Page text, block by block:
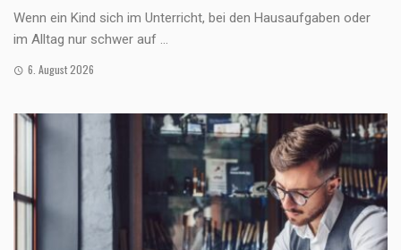
Wenn ein Kind sich im Unterricht, bei den Hausaufgaben oder
im Alltag nur schwer auf ...
6. August 2026